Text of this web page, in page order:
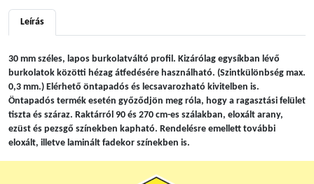
Leírás
30 mm széles, lapos burkolatváltó profil. Kizárólag egysíkban lévő
burkolatok közötti hézag átfedésére használható. (Szintkülönbség max.
0,3 mm.) Elérhető öntapadós és lecsavarozható kivitelben is.
Öntapadós termék esetén győződjön meg róla, hogy a ragasztási felület
tiszta és száraz. Raktárról 90 és 270 cm-es szálakban, eloxált arany,
ezüst és pezsgő színekben kapható. Rendelésre emellett további
eloxált, illetve laminált fadekor színekben is.